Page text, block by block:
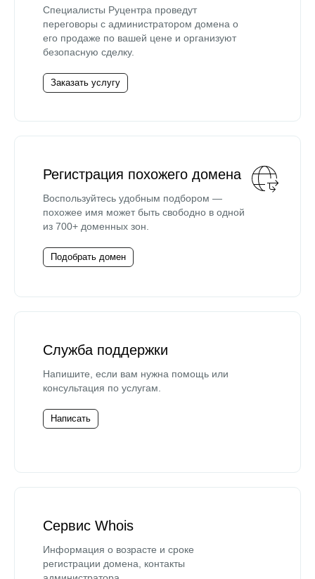
Специалисты Руцентра проведут
переговоры с администратором домена о
его продаже по вашей цене и организуют
безопасную сделку.
Заказать услугу
Регистрация похожего домена
Воспользуйтесь удобным подбором —
похожее имя может быть свободно в одной
из 700+ доменных зон.
Подобрать домен
Служба поддержки
Напишите, если вам нужна помощь или
консультация по услугам.
Написать
Сервис Whois
Информация о возрасте и сроке
регистрации домена, контакты